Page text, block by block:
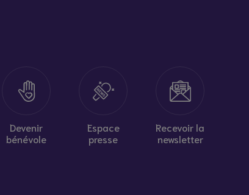
Devenir
bénévole
Espace
presse
Recevoir la
newsletter